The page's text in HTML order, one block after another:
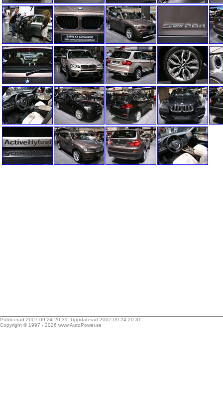
Publicerad 2007-09-24 20:31. Uppdaterad 2007-09-24 20:31.
Copyright © 1997 - 2026 www.AutoPower.se